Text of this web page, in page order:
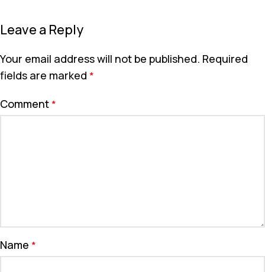
Leave a Reply
Your email address will not be published. Required
fields are marked *
Comment *
Name *